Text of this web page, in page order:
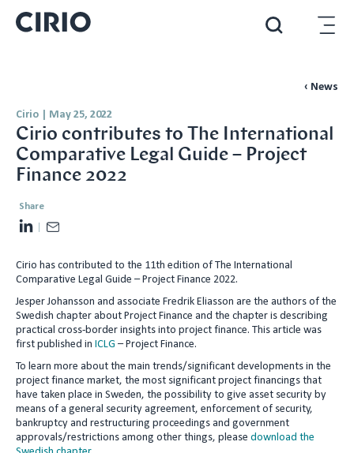
‹ News
Cirio May 25, 2022
Cirio contributes to The International
Comparative Legal Guide – Project
Finance 2022
Share
L
n
k
e
d
I
n
a
l
Cirio has contributed to the 11th edition of The International
Comparative Legal Guide – Project Finance 2022.
Jesper Johansson and associate Fredrik Eliasson are the authors of the
Swedish chapter about Project Finance and the chapter is describing
practical cross-border insights into project finance. This article was
first published in ICLG – Project Finance.
To learn more about the main trends/significant developments in the
project finance market, the most significant project financings that
have taken place in Sweden, the possibility to give asset security by
means of a general security agreement, enforcement of security,
bankruptcy and restructuring proceedings and government
approvals/restrictions among other things, please download the